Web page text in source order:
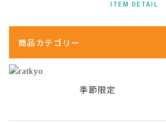
ITEM DETAIL
商品カテゴリー
季節限定